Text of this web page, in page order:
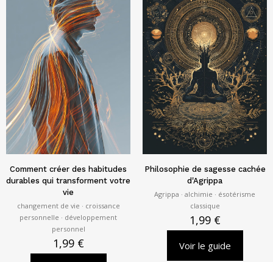
Comment créer des habitudes
durables qui transforment votre
vie
changement de vie · croissance
personnelle · développement
personnel
1,99 €
Philosophie de sagesse cachée
d'Agrippa
Agrippa · alchimie · ésotérisme
classique
1,99 €
Voir le guide